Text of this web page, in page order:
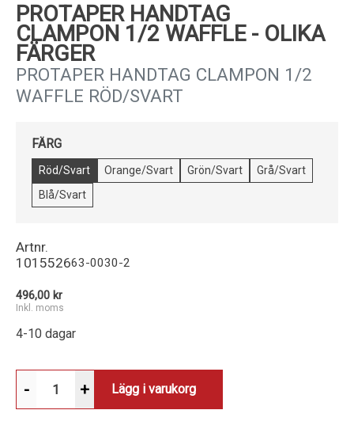
PROTAPER HANDTAG
CLAMPON 1/2 WAFFLE - OLIKA
FÄRGER
PROTAPER HANDTAG CLAMPON 1/2
WAFFLE RÖD/SVART
FÄRG
Röd/Svart Orange/Svart Grön/Svart
Grå/Svart
Blå/Svart
Artnr.
101552663-0030-2
496,00 kr
Inkl. moms
4-10 dagar
- + Lägg i varukorg